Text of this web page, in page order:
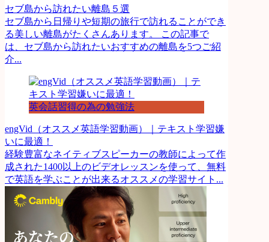
セブ島から訪れたい離島５選
セブ島から日帰りや短期の旅行で訪れることができ
る美しい離島がたくさんあります。 この記事で
は、セブ島から訪れたいおすすめの離島を5つご紹
介...
英会話習得の為の勉強法
engVid（オススメ英語学習動画）｜テキスト学習嫌
いに最適！
経験豊富なネイティブスピーカーの教師によって作
成された1400以上のビデオレッスンを使って、無料
で英語を学ぶことが出来るオススメの学習サイト...